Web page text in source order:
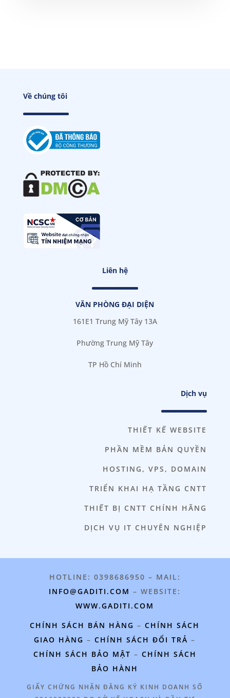
Về chúng tôi
Liên hệ
VĂN PHÒNG ĐẠI DIỆN
161E1 Trung Mỹ Tây 13A
Phường Trung Mỹ Tây
TP Hồ Chí Minh
Dịch vụ
THIẾT KẾ WEBSITE
PHẦN MỀM BẢN QUYỀN
HOSTING, VPS, DOMAIN
TRIỂN KHAI HẠ TẦNG CNTT
THIẾT BỊ CNTT CHÍNH HÃNG
DỊCH VỤ IT CHUYÊN NGHIỆP
HOTLINE: 0398686950 – MAIL:
INFO@GADITI.COM – WEBSITE:
WWW.GADITI.COM
CHÍNH SÁCH BÁN HÀNG –CHÍNH SÁCH
GIAO HÀNG –CHÍNH SÁCH ĐỔI TRẢ –
CHÍNH SÁCH BẢO MẬT – CHÍNH SÁCH
BẢO HÀNH
GIẤY CHỨNG NHẬN ĐĂNG KÝ KINH DOANH SỐ